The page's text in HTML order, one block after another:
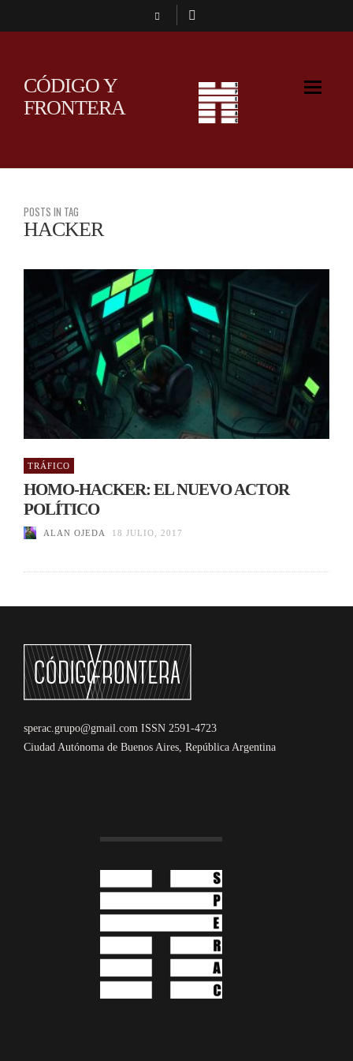
CÓDIGO Y
FRONTERA
POSTS IN TAG
HACKER
TRÁFICO
HOMO-HACKER: EL NUEVO ACTOR
POLÍTICO
ALAN OJEDA 18 JULIO, 2017
sperac.grupo@gmail.com ISSN 2591-4723
Ciudad Autónoma de Buenos Aires, República Argentina